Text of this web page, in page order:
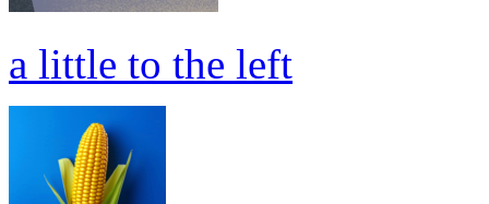
a little to the left